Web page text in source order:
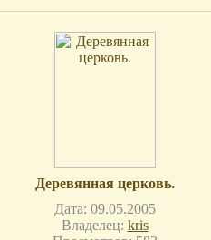
Деревянная церковь.
Дата: 09.05.2005
Владелец: kris